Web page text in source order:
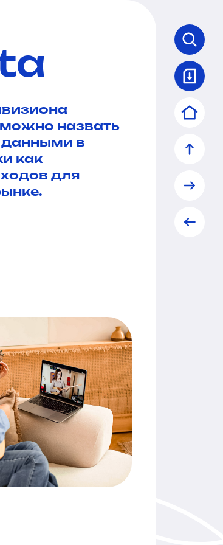
назвать
в
как
для